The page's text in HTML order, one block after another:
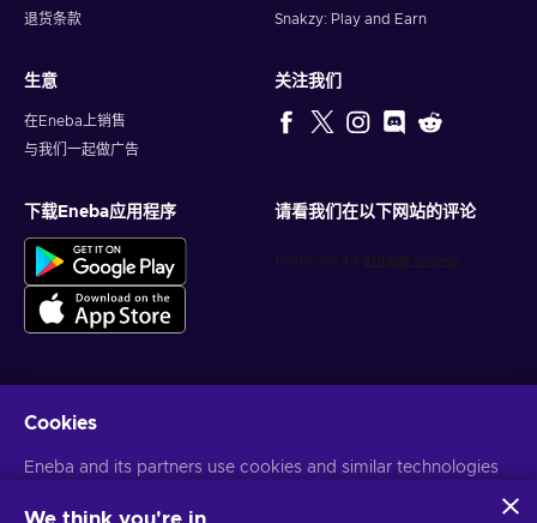
退货条款
Snakzy: Play and Earn
生意
在Eneba上销售
与我们一起做广告
关注我们
下载Eneba应用程序 请看我们在以下网站的评论
获得个性化的游戏优惠
订阅
您可以随时取消订阅。访问
Cookies
Eneba and its partners use cookies and similar technologies
website. We use this information to enhance content,
We think you're in